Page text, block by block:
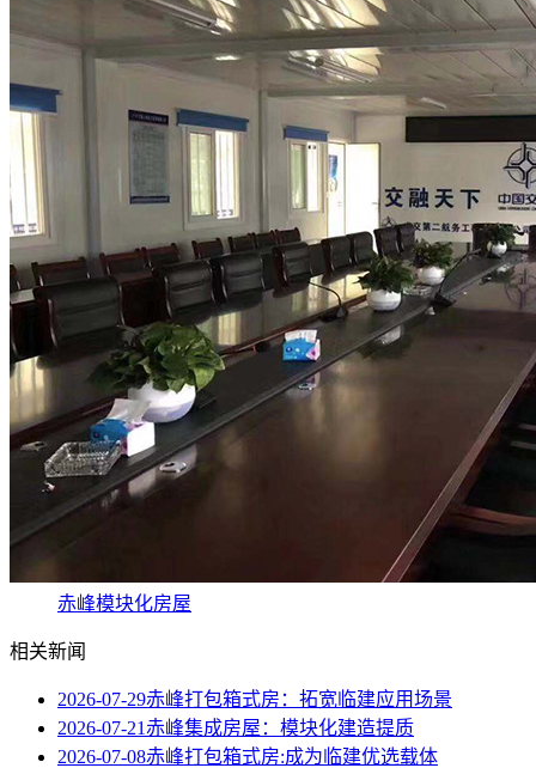
赤峰模块化房屋
相关新闻
2026-07-29赤峰打包箱式房：拓宽临建应用场景
2026-07-21赤峰集成房屋：模块化建造提质
2026-07-08赤峰打包箱式房:成为临建优选载体